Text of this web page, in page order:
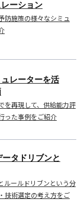
ーション
防施策の様々なシミュ
レーターを活
を再現して、供給能力評
った事例をご紹介
タドリブンと
ルールドリブンという分
技術選定の考え方をご